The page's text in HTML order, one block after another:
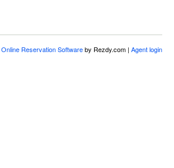
Online Reservation Softwareby Rezdy.com | Agent login